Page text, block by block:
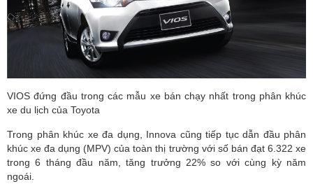
VIOS đứng đầu trong các mẫu xe bán chạy nhất trong phân khúc
xe du lịch của Toyota
Trong phân khúc xe đa dụng, Innova cũng tiếp tục dẫn đầu phân
khúc xe đa dụng (MPV) của toàn thị trường với số bán đạt 6.322 xe
trong 6 tháng đầu năm, tăng trưởng 22% so với cùng kỳ năm
ngoái.